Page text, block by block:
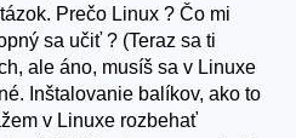
Prečo Linux ? Čo mi
sa učiť ? (Teraz sa ti
ale áno, musíš sa v Linuxe
Inštalovanie balíkov, ako to
v Linuxe rozbehať